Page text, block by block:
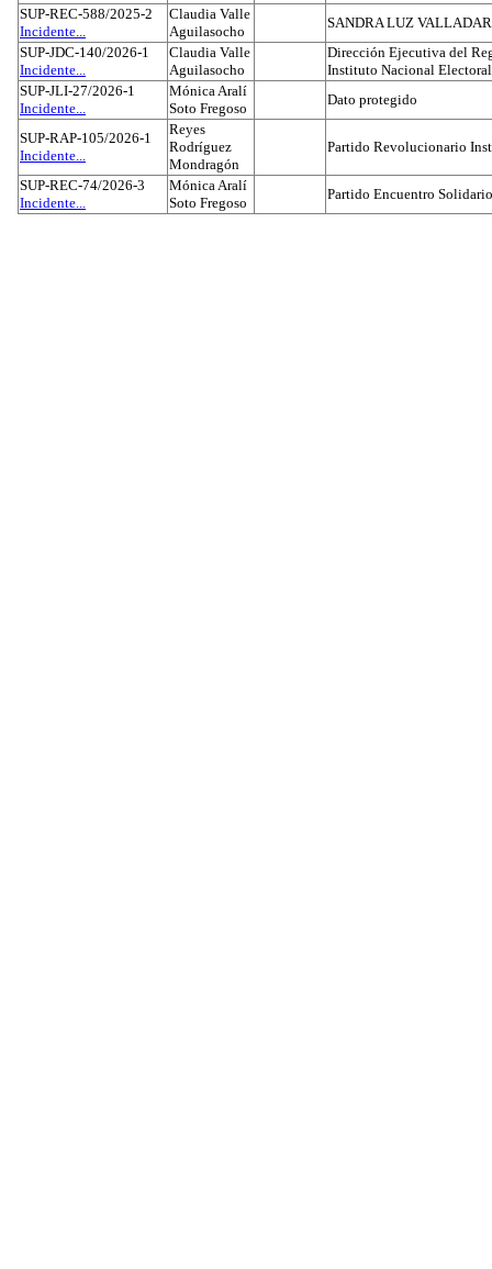
SUP-REC-588/2025-2
Incidente...
Claudia Valle
Aguilasocho
SANDRA LUZ
SUP-JDC-140/2026-1
Incidente...
Claudia Valle
Aguilasocho
Dirección Ejecutiva del
Instituto Nacional Electoral
SUP-JLI-27/2026-1
Incidente...
Mónica Aralí
Soto Fregoso
Dato protegido
SUP-RAP-105/2026-1
Incidente...
Reyes
Rodríguez
Mondragón
Partido Revolucionario
SUP-REC-74/2026-3
Incidente...
Mónica Aralí
Soto Fregoso
Partido Encuentro